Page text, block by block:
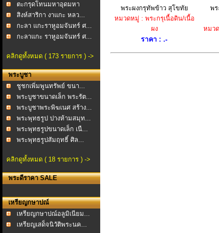
ตะกรุดโทนมหาอุดมหา
อำน...สิงห์สาริกา งาแกะ หลว...
กะลา แกะราหูอมจันทร์ ศ...
กะลาแกะ ราหูอมจันทร์ ศ...
คลิกดูทั้งหมด ( 173 รายการ ) ->
พระบูชา
ชูชกเพิ่มพูนทรัพย์ ขนา...
พระบูชาขนาดเล็ก พระรัต...
พระบูชาพระพิฆเนศ สร้าง...
พระพุทธรูป ปางห้ามสมุท...
พระพุทธรูปขนาดเล็ก เนื...
พระพุทธรูปสัมฤทธิ์ ศิล...
คลิกดูทั้งหมด ( 18 รายการ ) ->
พระดีราคา SALE
เหรียญกษาปณ์
เหรียญกษาปณ์อลูมิเนียม...
เหรียญเสด็จนิวัติพระนค...
พระผงกรุทัพข้าว สุโขทัย
หมวดหมู่ : พระกรุเนื้อดิน/เนื้อ
ผง
ราคา : .-
พร
หมว